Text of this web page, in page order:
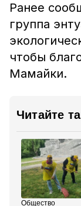
Ранее
группа
чтобы
Мамайки.
Читайте
Общество